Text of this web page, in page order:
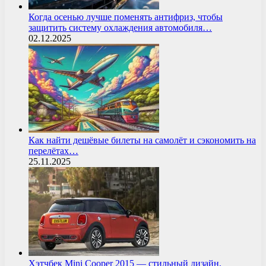
Когда осенью лучше поменять антифриз, чтобы
защитить систему охлаждения автомобиля…
02.12.2025
Как найти дешёвые билеты на самолёт и сэкономить на
перелётах…
25.11.2025
Хэтчбек Mini Cooper 2015 — стильный дизайн,